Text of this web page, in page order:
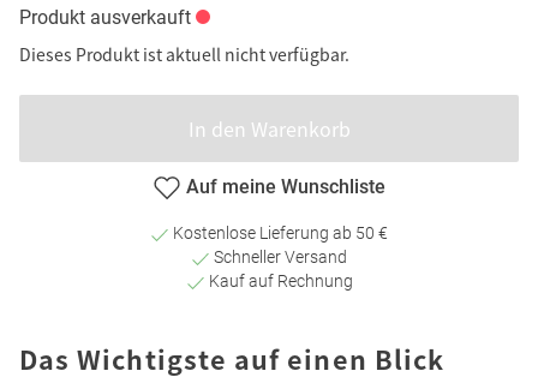
Produkt ausverkauft
Dieses Produkt ist aktuell nicht verfügbar.
In den Warenkorb
Auf meine Wunschliste
Kostenlose Lieferung ab 50 €
Schneller Versand
Kauf auf Rechnung
Das Wichtigste auf einen Blick